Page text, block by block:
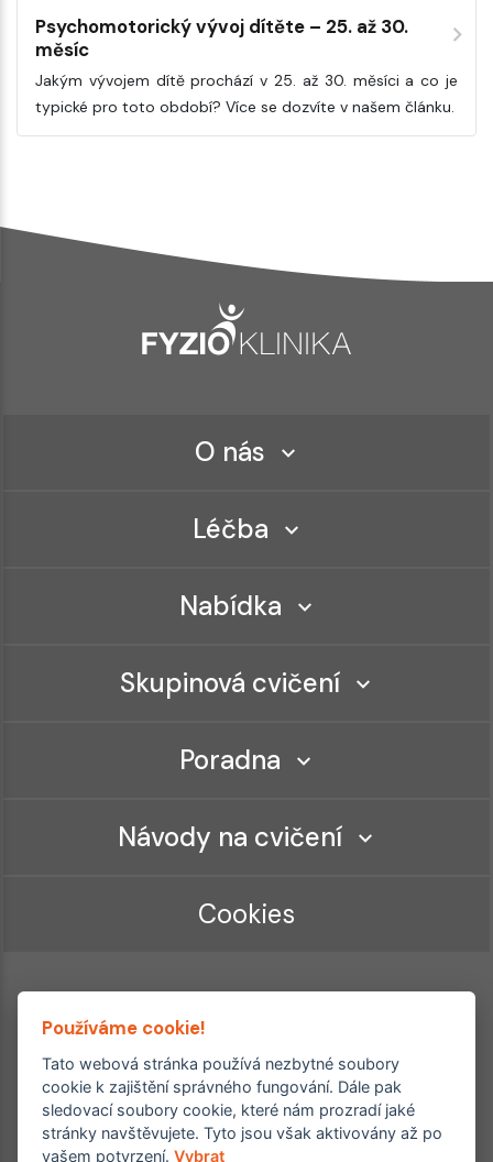
Psychomotorický vývoj dítěte – 25. až 30.
měsíc
Jakým vývojem dítě prochází v 25. až 30. měsíci a co je
typické pro toto období? Více se dozvíte v našem článku.
O nás
Léčba
Nabídka
Skupinová cvičení
Poradna
Návody na cvičení
Cookies
Ordinace roku
Rehabilitační ordinace
2. místo – 2017/2019
Používáme cookie!
Tato webová stránka používá nezbytné soubory
cookie k zajištění správného fungování. Dále pak
sledovací soubory cookie, které nám prozradí jaké
stránky navštěvujete. Tyto jsou však aktivovány až po
vašem potvrzení.Vybrat